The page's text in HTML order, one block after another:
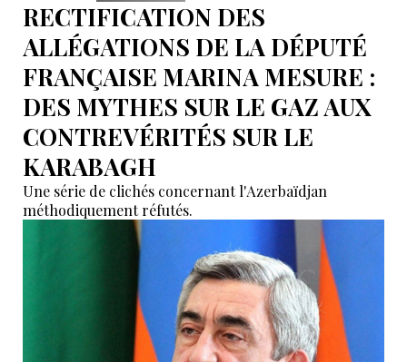
RECTIFICATION DES
ALLÉGATIONS DE LA DÉPUTÉ
FRANÇAISE MARINA MESURE :
DES MYTHES SUR LE GAZ AUX
CONTREVÉRITÉS SUR LE
KARABAGH
Une série de clichés concernant l'Azerbaïdjan
méthodiquement réfutés.